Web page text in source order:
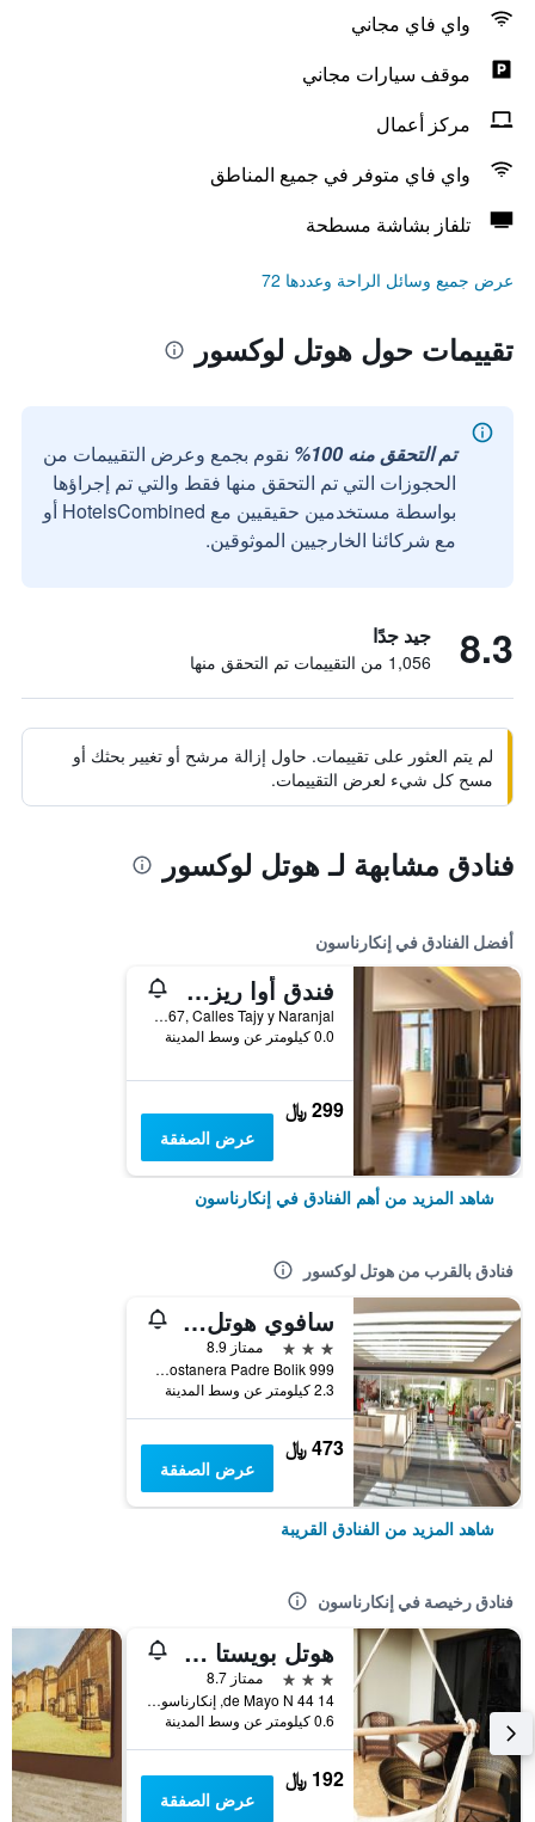
واي فاي مجاني
موقف سيارات مجاني
مركز أعمال
واي فاي متوفر في جميع المناطق
تلفاز بشاشة مسطحة
عرض جميع وسائل الراحة وعددها 72
تقييمات حول هوتل لوكسور
تم التحقق منه 100%
نقوم بجمع وعرض التقييمات من
الحجوزات التي تم التحقق منها فقط والتي تم إجراؤها
بواسطة مستخدمين حقيقيين مع HotelsCombined أو
مع شركائنا الخارجيين الموثوقين.
8.3 جيد جدًا
1,056 من التقييمات تم التحقق منها
لم يتم العثور على تقييمات. حاول إزالة مرشح أو تغيير بحثك أو
مسح كل شيء لعرض التقييمات.
فنادق مشابهة لـ هوتل لوكسور
أفضل الفنادق في إنكارناسون
فندق أوا ريزورت
Ruta 1 Km 367, Calles Tajy y Naranjal, إنكارناسون, باراجواي
0.0 كيلومتر عن وسط المدينة
299 ﷼
عرض الصفقة
شاهد المزيد من أهم الفنادق في إنكارناسون
فنادق بالقرب من هوتل لوكسور
سافوي هوتل إنكارناسيون
3 نجوم
ممتاز 8.9
Avda Costanera Padre Bolik 999, إنكارناسون, باراجواي
2.3 كيلومتر عن وسط المدينة
473 ﷼
عرض الصفقة
شاهد المزيد من الفنادق القريبة
فنادق رخيصة في إنكارناسون
هوتل بويستا ديل سول
3 نجوم
ممتاز 8.7
14 de Mayo N 44, إنكارناسون, باراجواي
0.6 كيلومتر عن وسط المدينة
192 ﷼
عرض الصفقة